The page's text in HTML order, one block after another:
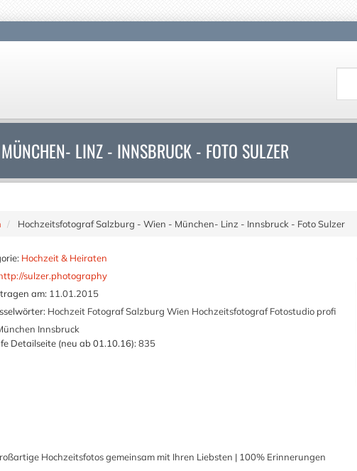
LINZ - INNSBRUCK - FOTO SULZER
Hochzeitsfotograf Salzburg - Wien - München- Linz - Innsbruck - Foto Sulzer
Hochzeit & Heiraten
sulzer.photography
am: 11.01.2015
Hochzeit Fotograf Salzburg Wien Hochzeitsfotograf Fotostudio profi
Innsbruck
Detailseite (neu ab 01.10.16): 835
Hochzeitsfotos gemeinsam mit Ihren Liebsten | 100% Erinnerungen